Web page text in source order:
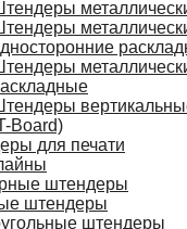
Board)
для печати
штендеры
штендеры
штендеры